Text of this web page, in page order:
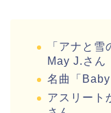
「アナと
May J.さん
名曲「
アスリート